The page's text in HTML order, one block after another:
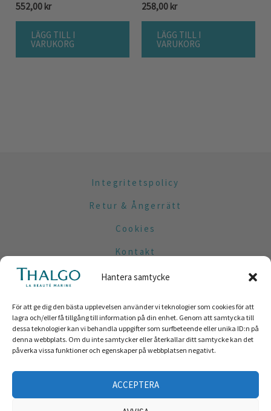
Hantera samtycke
För att ge dig den bästa upplevelsen använder vi teknologier som cookies för att
lagra och/eller få tillgång till information på din enhet. Genom att samtycka till
dessa teknologier kan vi behandla uppgifter som surfbeteende eller unika ID:n på
denna webbplats. Om du inte samtycker eller återkallar ditt samtycke kan det
påverka vissa funktioner och egenskaper på webbplatsen negativt.
ACCEPTERA
552,00 kr
LÄGG TILL I
VARUKORG
258,00 kr
LÄGG TILL I
VARUKORG
Integritetspolicy
Retur & Ångerrätt
Cookies
Kontakt
Om oss